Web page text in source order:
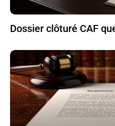
Dossier clôturé CAF